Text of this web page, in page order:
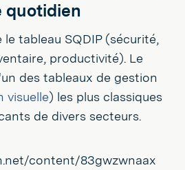
quotidien
le tableau SQDIP (sécurité,
productivité). Le
des tableaux de gestion
visuelle) les plus classiques
de divers secteurs.